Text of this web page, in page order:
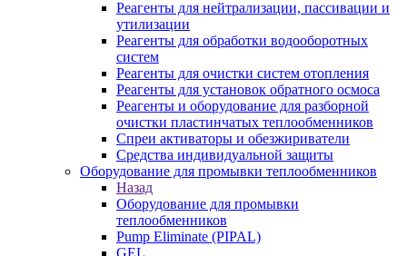
Реагенты для нейтрализации, пассивации и
утилизации
Реагенты для обработки водооборотных
систем
Реагенты для очистки систем отопления
Реагенты для установок обратного осмоса
Реагенты и оборудование для разборной
очистки пластинчатых теплообменников
Спреи активаторы и обезжириватели
Средства индивидуальной защиты
Оборудование для промывки теплообменников
Назад
Оборудование для промывки
теплообменников
Pump Eliminate (PIPAL)
GEL